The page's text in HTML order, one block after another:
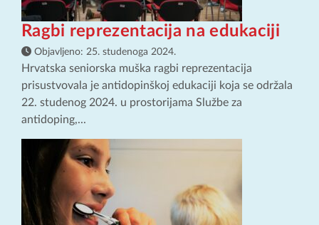
Ragbi reprezentacija na edukaciji
Objavljeno: 25. studenoga 2024.
Hrvatska seniorska muška ragbi reprezentacija
prisustvovala je antidopinškoj edukaciji koja se održala
22. studenog 2024. u prostorijama Službe za
antidoping,...